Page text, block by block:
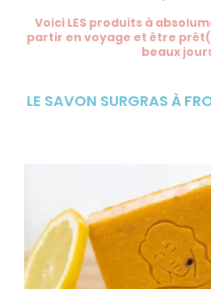
Voici LES produits à
partir en voyage et être
beaux
LE SAVON SURGRAS À